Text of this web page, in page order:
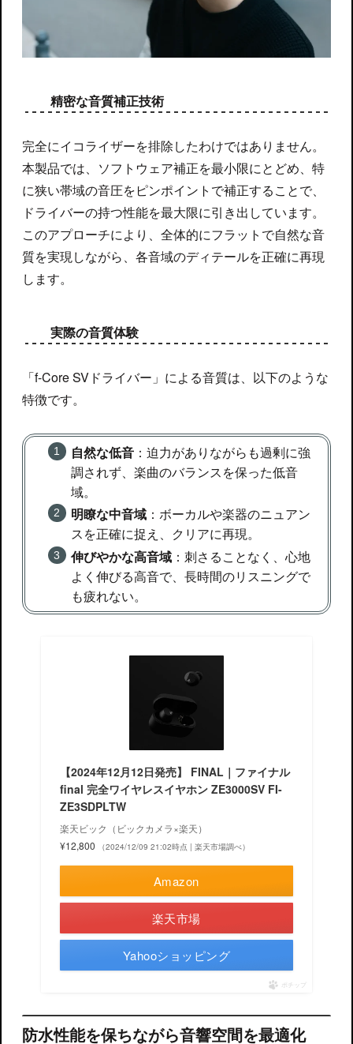
精密な音質補正技術
完全にイコライザーを排除したわけではありません。
本製品では、ソフトウェア補正を最小限にとどめ、特
に狭い帯域の音圧をピンポイントで補正することで、
ドライバーの持つ性能を最大限に引き出しています。
このアプローチにより、全体的にフラットで自然な音
質を実現しながら、各音域のディテールを正確に再現
します。
実際の音質体験
「f-Core SVドライバー」による音質は、以下のような
特徴です。
自然な低音：迫力がありながらも過剰に強
調されず、楽曲のバランスを保った低音
域。
明瞭な中音域：ボーカルや楽器のニュアン
スを正確に捉え、クリアに再現。
伸びやかな高音域：刺さることなく、心地
よく伸びる高音で、長時間のリスニングで
も疲れない。
【2024年12月12日発売】 FINAL｜ファイナル
final 完全ワイヤレスイヤホン ZE3000SV FI-
ZE3SDPLTW
楽天ビック（ビックカメラ×楽天）
¥12,800
（2024/12/09 21:02時点 | 楽天市場調べ）
Amazon
楽天市場
Yahooショッピング
ポチップ
防水性能を保ちながら音響空間を最適化